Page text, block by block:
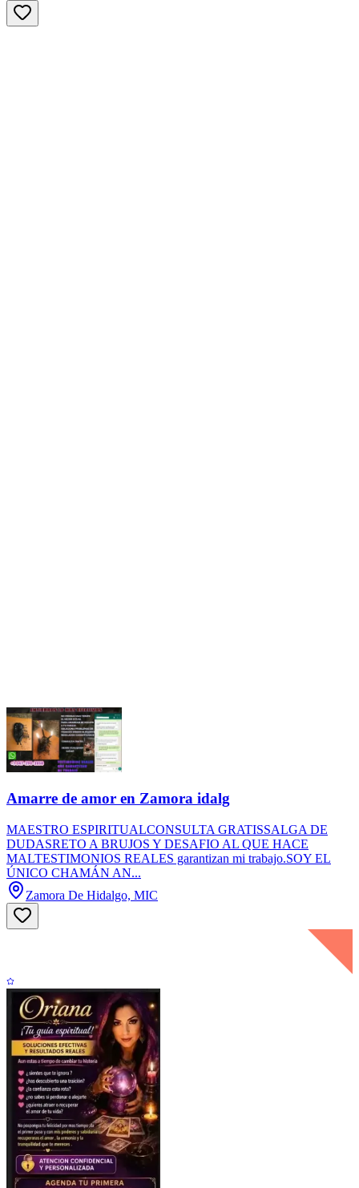
Amarre de amor en Zamora idalg
MAESTRO ESPIRITUALCONSULTA GRATISSALGA DE
DUDASRETO A BRUJOS Y DESAFIO AL QUE HACE
MALTESTIMONIOS REALES garantizan mi trabajo.SOY EL
ÚNICO CHAMÁN AN...
Zamora De Hidalgo, MIC